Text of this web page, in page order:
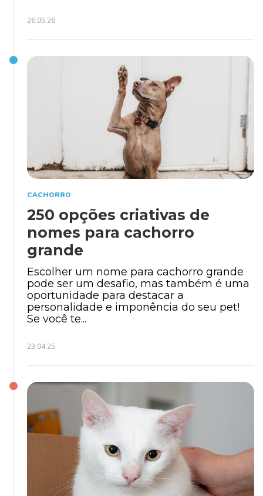
26.05.26
CACHORRO
250 opções criativas de
nomes para cachorro
grande
Escolher um nome para cachorro grande
pode ser um desafio, mas também é uma
oportunidade para destacar a
personalidade e imponência do seu pet!
Se você te...
23.04.25